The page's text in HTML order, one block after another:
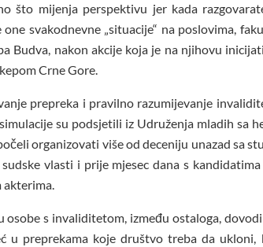
što mijenja perspektivu jer kada
svakodnevne „situacije“ na poslovima,
Budva, nakon akcije koja je na njihovu
Crne Gore.
prepreka i pravilno razumijevanje
su podsjetili iz Udruženja mladih sa
organizovati više od deceniju unazad sa
vlasti i prije mjesec dana s
osobe s invaliditetom, između ostaloga,
u preprekama koje društvo treba da ukloni,